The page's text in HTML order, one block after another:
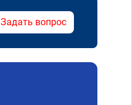
Задать вопрос